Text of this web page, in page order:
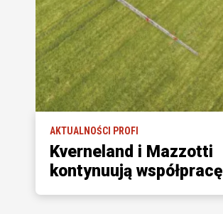
AKTUALNOŚCI PROFI
Kverneland i Mazzotti
kontynuują współpracę